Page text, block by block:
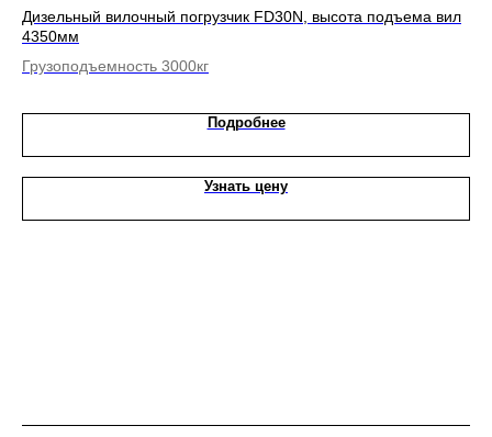
Дизельный вилочный погрузчик FD30N, высота подъема вил
4350мм
Грузоподъемность 3000кг
Подробнее
Узнать цену